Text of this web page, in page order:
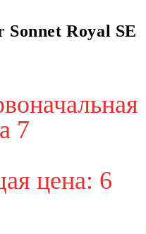
Royal SE
7
цена: 6